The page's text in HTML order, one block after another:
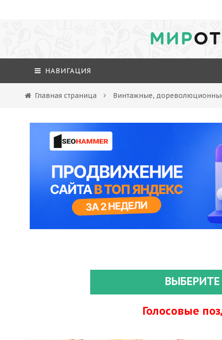
МИР
НАВИГАЦИЯ
Главная страница Винтажные,
Голосовые